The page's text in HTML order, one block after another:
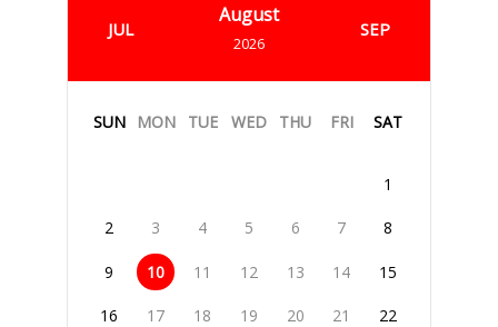
JUL
August
2026
SEP
SUN MON TUE WED THU FRI SAT
1
2 3 4 5 6 7 8
9 10 11 12 13 14 15
16 17 18 19 20 21 22